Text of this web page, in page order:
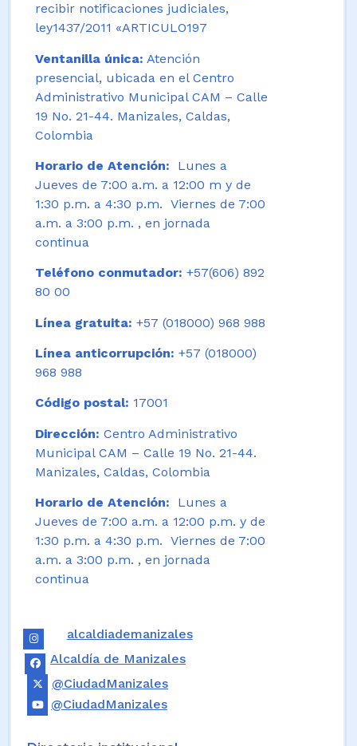
recibir notificaciones judiciales,
ley1437/2011 «ARTICULO197
Ventanilla única: Atención
presencial, ubicada en el Centro
Administrativo Municipal CAM – Calle
19 No. 21-44. Manizales, Caldas,
Colombia
Horario de Atención:
Lunes a
Jueves de 7:00 a.m. a 12:00 m y de
1:30 p.m. a 4:30 p.m. Viernes de 7:00
a.m. a 3:00 p.m. , en jornada
continua
Teléfono conmutador: +57(606) 892
80 00
Línea gratuita: +57 (018000) 968 988
Línea anticorrupción: +57 (018000)
968 988
Código postal: 17001
Dirección: Centro Administrativo
Municipal CAM – Calle 19 No. 21-44.
Manizales, Caldas, Colombia
Horario de Atención: Lunes a
Jueves de 7:00 a.m. a 12:00 p.m. y de
1:30 p.m. a 4:30 p.m. Viernes de 7:00
a.m. a 3:00 p.m. , en jornada
continua
alcaldiademanizales
Alcaldía de Manizales
@CiudadManizales
@CiudadManizales